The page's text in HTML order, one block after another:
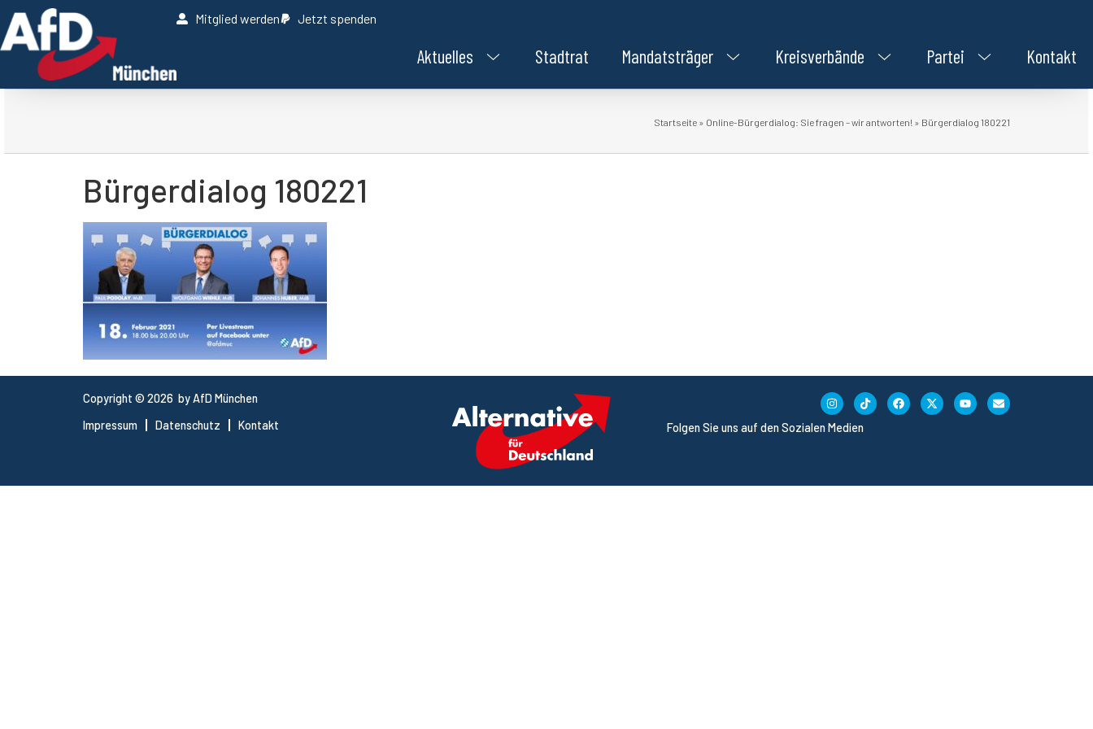
Mitglied werden Jetzt spenden
Aktuelles Stadtrat Mandatsträger Kreisverbände Partei Kontakt
Startseite » Online-Bürgerdialog: Sie fragen – wir antworten! » Bürgerdialog 180221
Bürgerdialog 180221
Copyright © 2026 by AfD München
Impressum
Datenschutz Kontakt Folgen Sie uns auf den Sozialen Medien